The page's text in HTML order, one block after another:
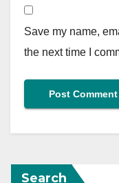
Save my name,
the next time I
Search